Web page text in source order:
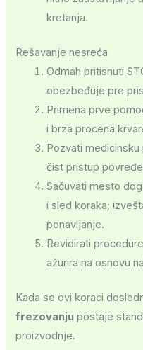
kretanja.
Rešavanje nesreća
Odmah pritisnuti
obezbeđuje pre
Primena prve
i brza procena
Pozvati
čist pristup
Sačuvati mesto
i sled koraka;
ponavljanje.
Revidirati
ažurira na osnovu
Kada se ovi koraci
frezovanju postaje
proizvodnje.